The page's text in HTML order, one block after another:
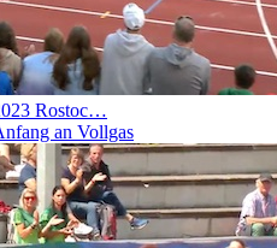
Rostoc…
an Vollgas